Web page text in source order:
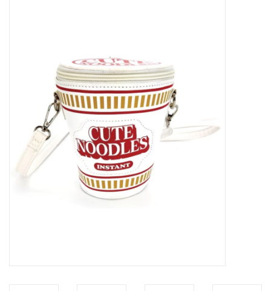
Veronese Design
Giftware & Lifestyle &
Collectables
Bezoek ons